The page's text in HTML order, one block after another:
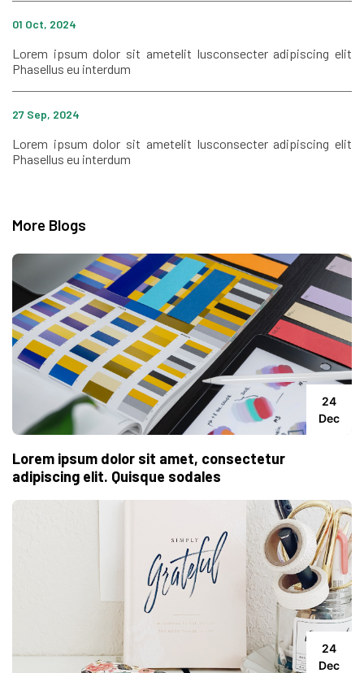
01 Oct, 2024
Lorem ipsum dolor sit ametelit lusconsecter adipiscing elit
Phasellus eu interdum
27 Sep, 2024
Lorem ipsum dolor sit ametelit lusconsecter adipiscing elit
Phasellus eu interdum
More Blogs
24
Dec
Lorem ipsum dolor sit amet, consectetur
adipiscing elit. Quisque sodales
24
Dec